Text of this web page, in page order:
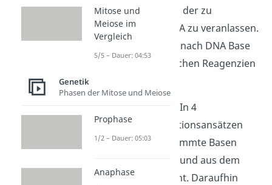
chemische Spaltung
der zu
untersuchenden DNA zu veranlassen.
Die Spaltung wird je nach DNA Base
mithilfe von spezifischen Reagenzien
veranlasst.
Das funktioniert so: In 4
verschiedenen Reaktionsansätzen
werden jeweils bestimmte Basen
chemisch verändert und aus dem
DNA Molekül entfernt. Daraufhin
Mitose und
Meiose im
Vergleich
5/5 – Dauer: 04:53
Genetik
Phasen der Mitose und Meiose
Prophase
1/2 – Dauer: 05:03
Anaphase